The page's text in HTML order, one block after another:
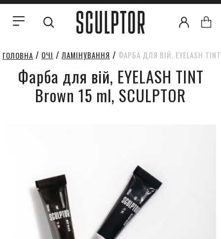
ГОЛОВНА ОЧІ ЛАМІНУВАННЯ ФАРБА ДЛЯ ВІЙ, EYELASH TINT
Фарба для вій, EYELASH TINT
Brown 15 ml, SCULPTOR